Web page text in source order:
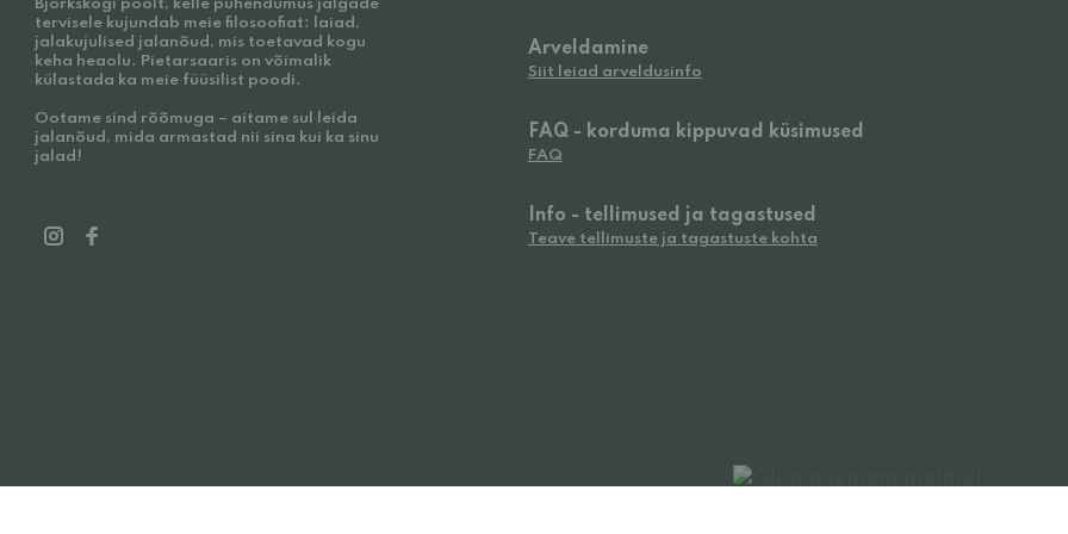
Björkskogi poolt, kelle pühendumus jalgade
tervisele kujundab meie filosoofiat: laiad,
jalakujulised jalanõud, mis toetavad kogu
keha heaolu. Pietarsaaris on võimalik
külastada ka meie füüsilist poodi.
Ootame sind rõõmuga – aitame sul leida
jalanõud, mida armastad nii sina kui ka sinu
jalad!
Arveldamine
Siit leiad arveldusinfo
FAQ - korduma kippuvad küsimused
FAQ
Info - tellimused ja tagastused
Teave tellimuste ja tagastuste kohta